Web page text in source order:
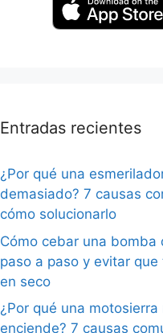
Entradas recientes
¿Por qué una
demasiado? 7 causas
cómo solucionarlo
Cómo cebar una bomba
paso a paso y evitar que
en seco
¿Por qué una motosierra
enciende? 7 causas